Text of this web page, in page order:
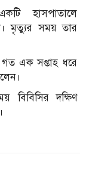
হাসপাতালে
মৃত্যুর সময় তার
গত এক সপ্তাহ ধরে
বিবিসির দক্ষিণ